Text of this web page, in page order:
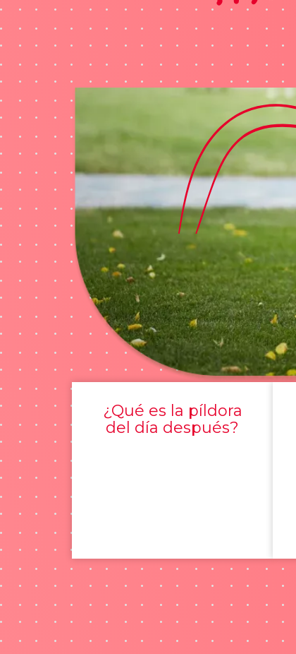
¿Qué es la píldora
del día después?